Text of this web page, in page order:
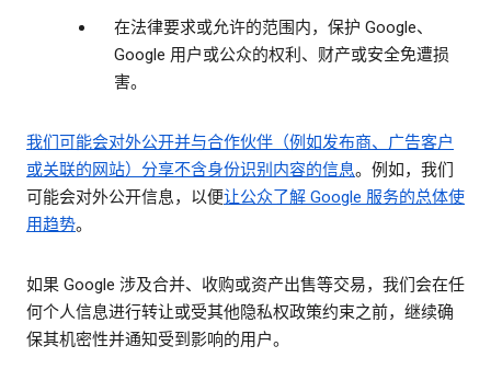
在法律要求或允许的范围内，保护 Google、
Google 用户或公众的权利、财产或安全免遭损
害。
我们可能会对外公开并与合作伙伴（例如发布商、广告客户
或关联的网站）分享不含身份识别内容的信息。例如，我们
可能会对外公开信息，以便让公众了解 Google 服务的总体使
用趋势。
如果 Google 涉及合并、收购或资产出售等交易，我们会在任
何个人信息进行转让或受其他隐私权政策约束之前，继续确
保其机密性并通知受到影响的用户。